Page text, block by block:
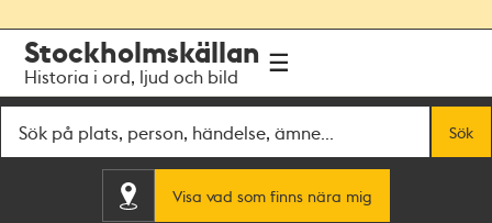
navigationen
huvudinnehållet
Stockholmskällan
Historia i ord, ljud och bild
Sök
Visa vad som finns nära mig